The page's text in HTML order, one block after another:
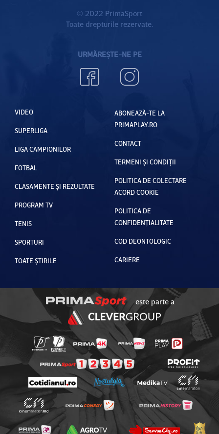
© 2022 PrimaSport
Toate drepturile rezervate.
URMĂREȘTE-NE PE
VIDEO
SUPERLIGA
LIGA CAMPIONILOR
FOTBAL
CLASAMENTE ȘI REZULTATE
PROGRAM TV
TENIS
SPORTURI
TOATE ȘTIRILE
ABONEAZĂ-TE LA
PRIMAPLAY.RO
CONTACT
TERMENI ȘI CONDIȚII
POLITICA DE COLECTARE
ACORD COOKIE
POLITICA DE
CONFIDENȚIALITATE
COD DEONTOLOGIC
CARIERE
este parte a